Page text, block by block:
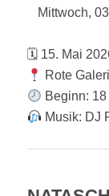
Mittwoch,
🗓 15. Mai
Rote
Beginn:
Musik: DJ